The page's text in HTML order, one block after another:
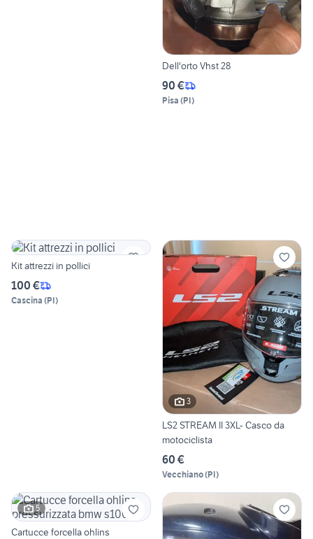
Dell'orto Vhst 28
90 €
Pisa (PI)
Kit attrezzi in pollici
100 €
Cascina (PI)
3
LS2 STREAM II 3XL- Casco da
motociclista
60 €
Vecchiano(PI)
5
Cartucce forcella ohlins